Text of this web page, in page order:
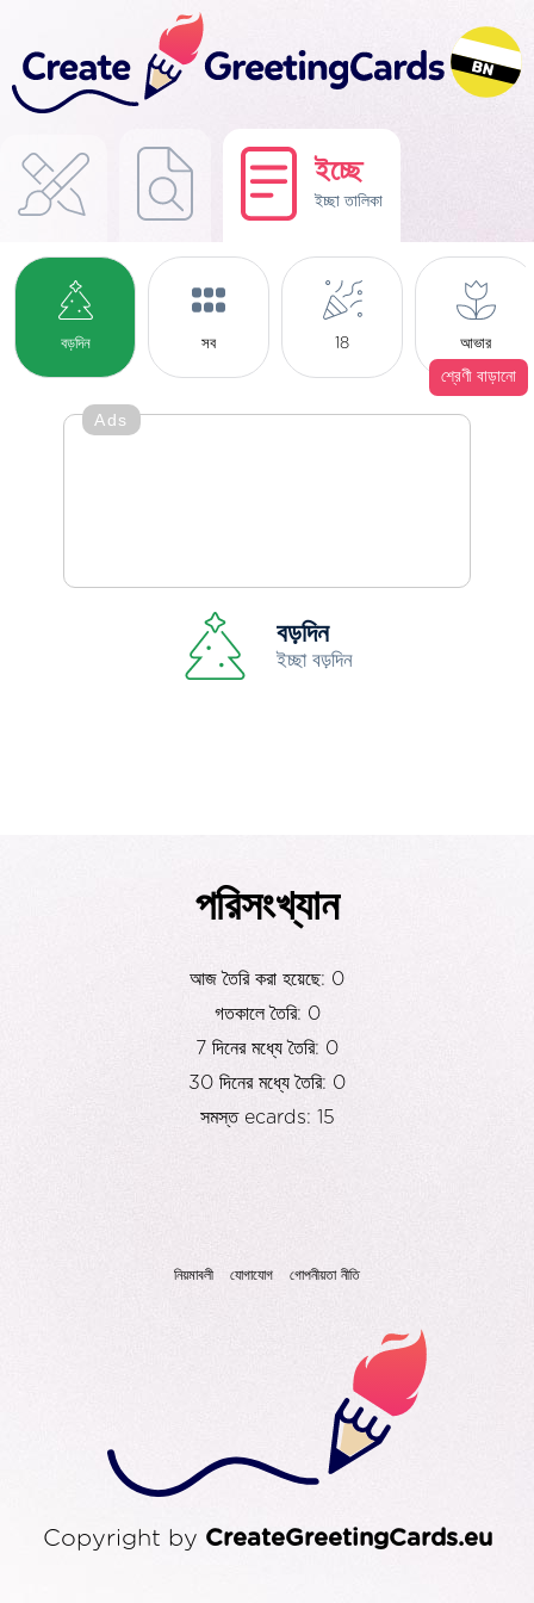
ইচ্ছে
ইচ্ছা তালিকা
বড়দিন সব 18 আভার
শ্রেণী বাড়ানো
Ads
বড়দিন
ইচ্ছা বড়দিন
পরিসংখ্যান
আজ তৈরি করা হয়েছে: 0
গতকালে তৈরি: 0
7 দিনের মধ্যে তৈরি: 0
30 দিনের মধ্যে তৈরি: 0
সমস্ত ecards: 15
নিয়মাবলী যোগাযোগ গোপনীয়তা নীতি
Copyright by CreateGreetingCards.eu